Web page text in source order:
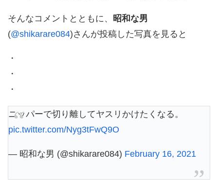
そんなコメントとともに、 昭和な男
(@shikarare084)さんが投稿した写真を見ると
・
・
・
ニッパーで切り離してヤスリかけたくなる。
pic.twitter.com/Nyg3tFwQ9O
— 昭和な男 (@shikarare084) February 16, 2021